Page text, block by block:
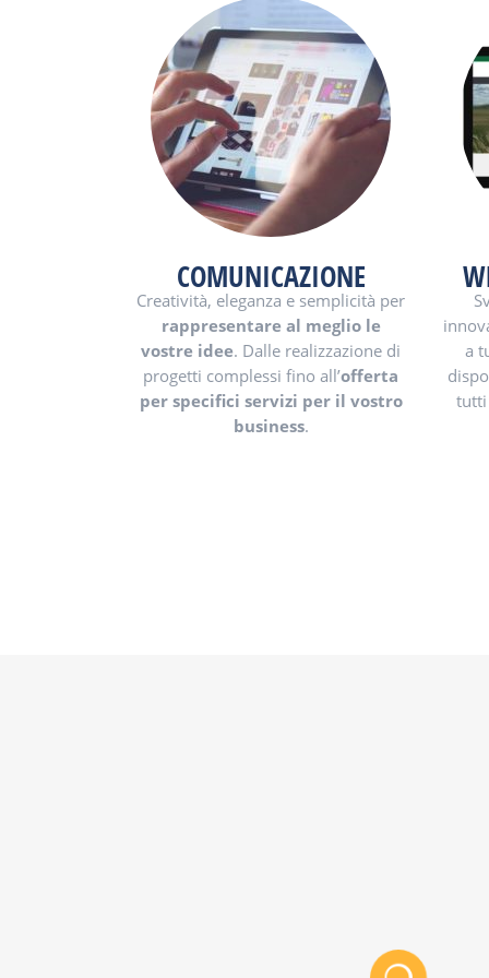
COMUNICAZIONE
Creatività, eleganza e semplicità per
rappresentare al meglio le
vostre idee. Dalle realizzazione di
progetti complessi fino all’offerta
per specifici servizi per il vostro
business.
a